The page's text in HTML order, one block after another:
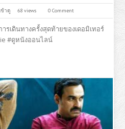
ข้าดู 68 views 0 Comment
รเดินทางครั้งสุดท้ายของเดอมิเทอร์
#ดูหนังออนไลน์